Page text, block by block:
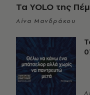
Τα YOLO της
Λίνα Μανδράκου